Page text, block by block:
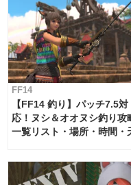
FF14
【FF14 釣り】パッチ7.5対
応！ヌシ＆オオヌシ釣り攻
一覧リスト・場所・時間・